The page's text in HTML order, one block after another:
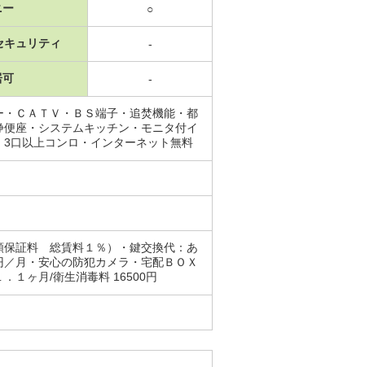
ー ○
キュリティ -
可 -
ＣＡＴＶ・ＢＳ端子・追焚機能・都
座・システムキッチン・モニタ付イ
口以上コンロ・インターネット無料
保証料 総賃料１％）・鍵交換代：あ
月・安心の防犯カメラ・宅配ＢＯＸ
１ヶ月/衛生消毒料 16500円